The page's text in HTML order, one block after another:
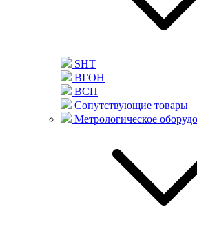
SHT
ВГОН
ВСП
Сопутствующие товары
Метрологическое